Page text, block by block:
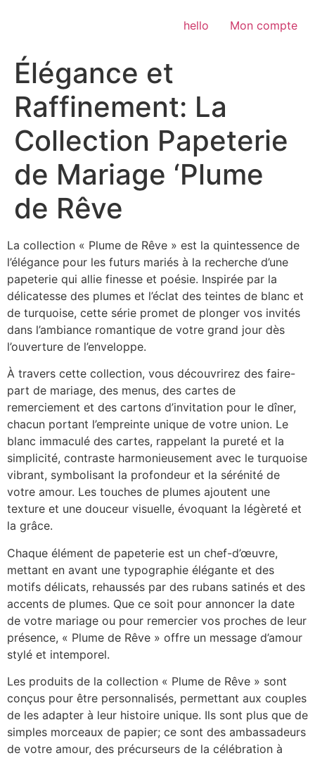
hello Mon compte
Élégance et
Raffinement: La
Collection Papeterie
de Mariage ‘Plume
de Rêve
La collection « Plume de Rêve » est la quintessence de
l’élégance pour les futurs mariés à la recherche d’une
papeterie qui allie finesse et poésie. Inspirée par la
délicatesse des plumes et l’éclat des teintes de blanc et
de turquoise, cette série promet de plonger vos invités
dans l’ambiance romantique de votre grand jour dès
l’ouverture de l’enveloppe.
À travers cette collection, vous découvrirez des faire-
part de mariage, des menus, des cartes de
remerciement et des cartons d’invitation pour le dîner,
chacun portant l’empreinte unique de votre union. Le
blanc immaculé des cartes, rappelant la pureté et la
simplicité, contraste harmonieusement avec le turquoise
vibrant, symbolisant la profondeur et la sérénité de
votre amour. Les touches de plumes ajoutent une
texture et une douceur visuelle, évoquant la légèreté et
la grâce.
Chaque élément de papeterie est un chef-d’œuvre,
mettant en avant une typographie élégante et des
motifs délicats, rehaussés par des rubans satinés et des
accents de plumes. Que ce soit pour annoncer la date
de votre mariage ou pour remercier vos proches de leur
présence, « Plume de Rêve » offre un message d’amour
stylé et intemporel.
Les produits de la collection « Plume de Rêve » sont
conçus pour être personnalisés, permettant aux couples
de les adapter à leur histoire unique. Ils sont plus que de
simples morceaux de papier; ce sont des ambassadeurs
de votre amour, des précurseurs de la célébration à